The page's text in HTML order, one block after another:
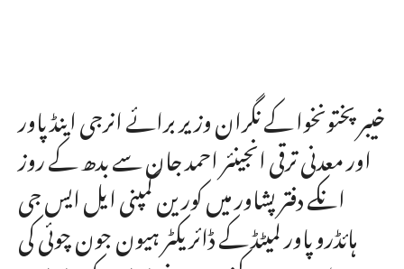
خیبر پختونخوا کے نگران وزیر برائے انرجی اینڈ پاور
اور معدنی ترقی انجینئر احمد جان سے بدھ کے روز
انکے دفتر پشاور میں کورین کمپنی ایل ایس جی
ہائڈرو پاور لمیٹڈ کے ڈائریکٹر ہیون جون چوئی کی